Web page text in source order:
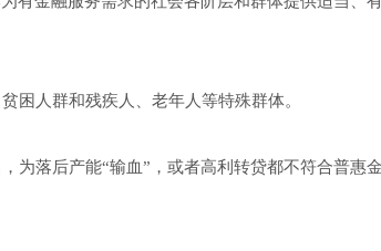
困人群和残疾人、老年人等特殊群体。
为落后产能“输血”，或者高利转贷都不符合普惠